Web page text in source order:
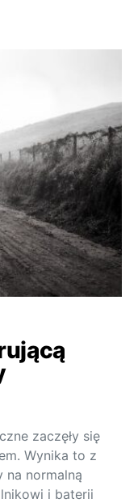
zaczęły się
Wynika to z
na normalną
i baterii